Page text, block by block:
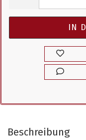
Beschreibung